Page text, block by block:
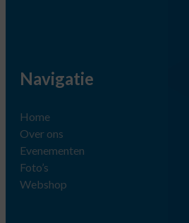
Navigatie
Home
Over ons
Evenementen
Foto’s
Webshop